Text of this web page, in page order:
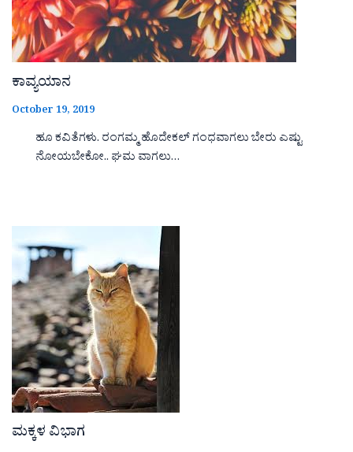
ಕಾವ್ಯಯಾನ
October 19, 2019
ಹೂ ಕವಿತೆಗಳು. ರಂಗಮ್ಮ ಹೊದೇಕಲ್ ಗಂಧವಾಗಲು ಬೇರು ಎಷ್ಟು
ನೋಯಬೇಕೋ.. ಘಮ ವಾಗಲು…
ಮಕ್ಕಳ ವಿಭಾಗ